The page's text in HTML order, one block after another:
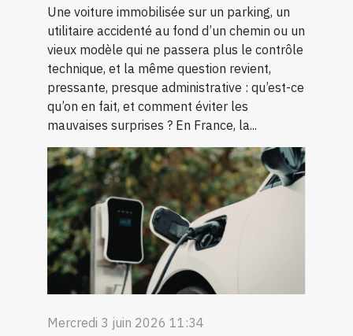
Une voiture immobilisée sur un parking, un
utilitaire accidenté au fond d’un chemin ou un
vieux modèle qui ne passera plus le contrôle
technique, et la même question revient,
pressante, presque administrative : qu’est-ce
qu’on en fait, et comment éviter les
mauvaises surprises ? En France, la...
Mercredi 3 juin 2026 11:34